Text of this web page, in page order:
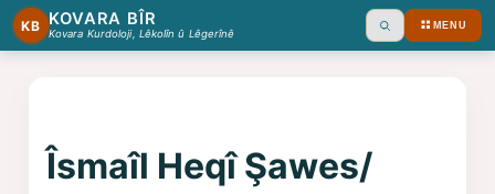
KB KOVARA BÎR
Kovara Kurdoloji, Lêkolîn û Lêgerînê Ara MENU
Îsmaîl Heqî Şawes/